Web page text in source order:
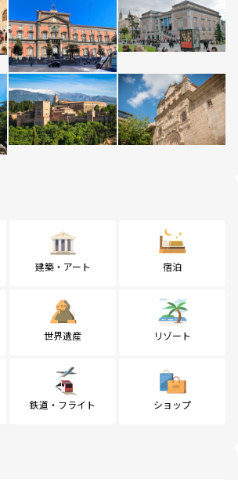
建築・アート 宿泊
世界遺産 リゾート
鉄道・フライト ショップ